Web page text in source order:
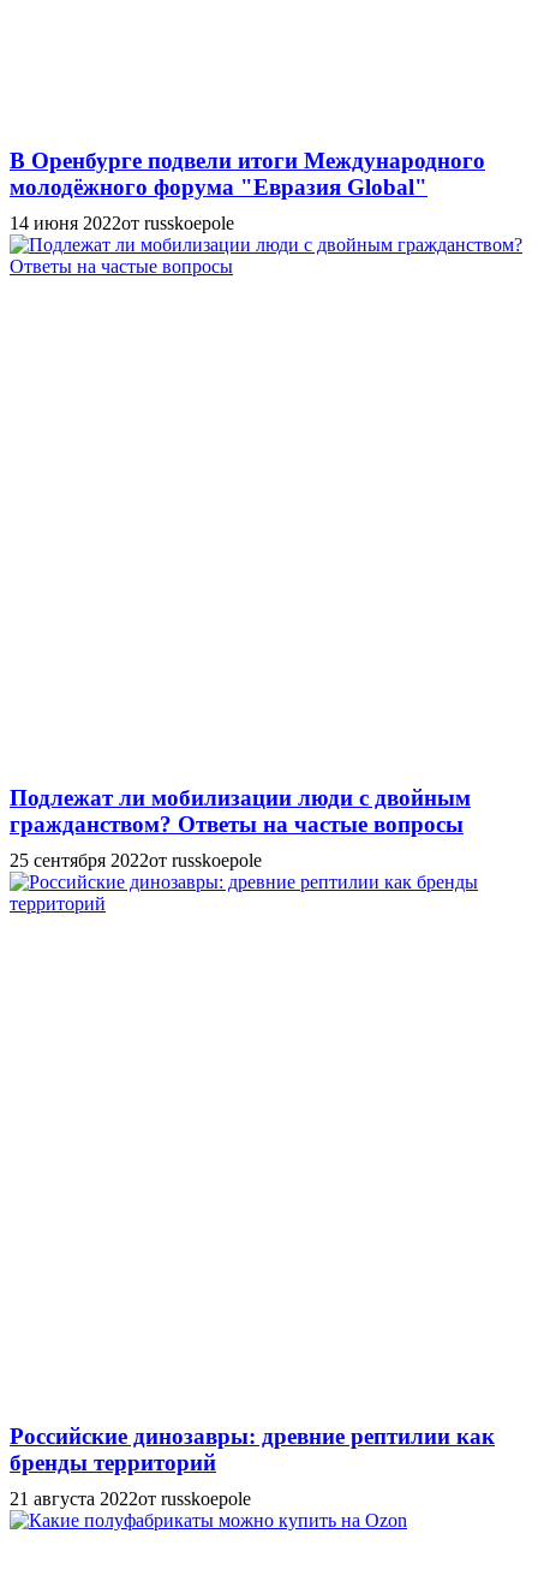
В Оренбурге подвели итоги Международного
молодёжного форума "Евразия Global"
14 июня 2022от russkoepole
Подлежат ли мобилизации люди с двойным
гражданством? Ответы на частые вопросы
25 сентября 2022от russkoepole
Российские динозавры: древние рептилии как
бренды территорий
21 августа 2022от russkoepole